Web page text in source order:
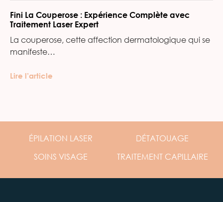
Fini La Couperose : Expérience Complète avec
Traitement Laser Expert
La couperose, cette affection dermatologique qui se
manifeste…
Lire l’article
ÉPILATION LASER
DÉTATOUAGE
SOINS VISAGE TRAITEMENT CAPILLAIRE